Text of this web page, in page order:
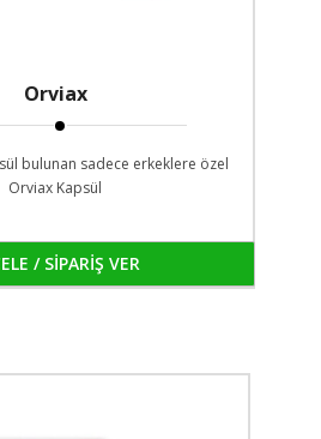
Orviax
bulunan sadece erkeklere özel
Orviax Kapsül
/ SİPARİŞ VER